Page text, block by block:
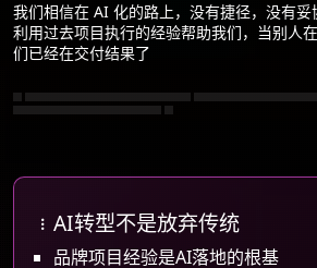
我们相信在 AI 化的路上，没有捷径，没有妥
利用过去项目执行的经验帮助我们，当别人
们已经在交付结果了
从传统流程到AI增强流程｜企业AI落地方案 AI工作流自动化实施｜品牌方
上海AI自动化服务公司｜AI智能体部署
AI转型不是放弃传统
AI转型不是放弃传统
品牌项目经验是AI落地的根基